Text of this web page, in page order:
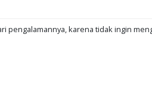
pengalamannya, karena tidak ingin